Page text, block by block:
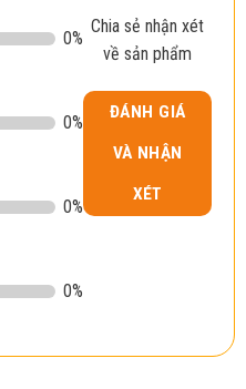
0%
0%
0%
0%
Chia sẻ nhận xét
về sản phẩm
ĐÁNH GIÁ
VÀ NHẬN
XÉT